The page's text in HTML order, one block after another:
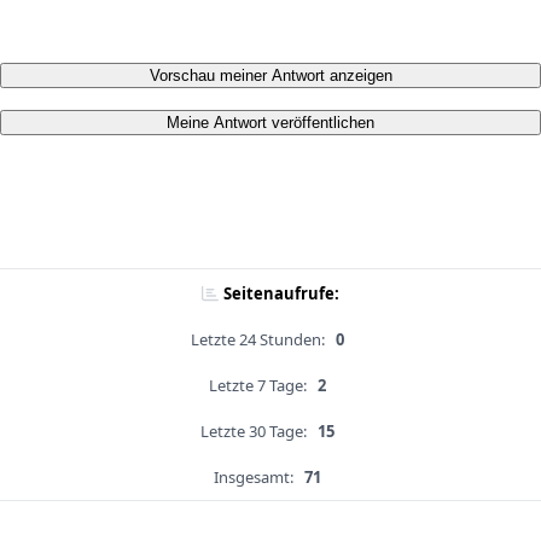
Vorschau meiner Antwort anzeigen
Meine Antwort veröffentlichen
Seitenaufrufe:
Letzte 24 Stunden: 0
Letzte 7 Tage: 2
Letzte 30 Tage: 15
Insgesamt: 71